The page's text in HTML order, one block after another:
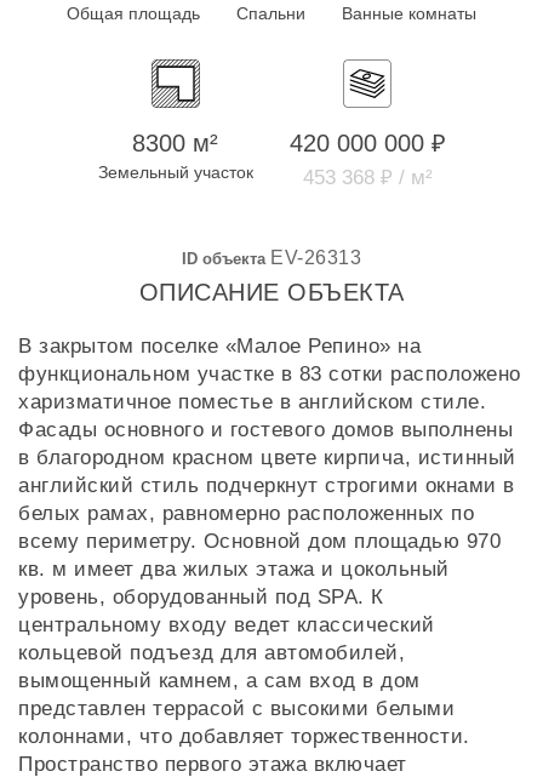
Общая площадь Спальни Ванные комнаты
8300 м²
Земельный участок
420 000 000 ₽
453 368 ₽ / м²
ID объекта EV-26313
ОПИСАНИЕ ОБЪЕКТА
В закрытом поселке «Малое Репино» на
функциональном участке в 83 сотки расположено
харизматичное поместье в английском стиле.
Фасады основного и гостевого домов выполнены
в благородном красном цвете кирпича, истинный
английский стиль подчеркнут строгими окнами в
белых рамах, равномерно расположенных по
всему периметру. Основной дом площадью 970
кв. м имеет два жилых этажа и цокольный
уровень, оборудованный под SPA. К
центральному входу ведет классический
кольцевой подъезд для автомобилей,
вымощенный камнем, а сам вход в дом
представлен террасой с высокими белыми
колоннами, что добавляет торжественности.
Пространство первого этажа включает